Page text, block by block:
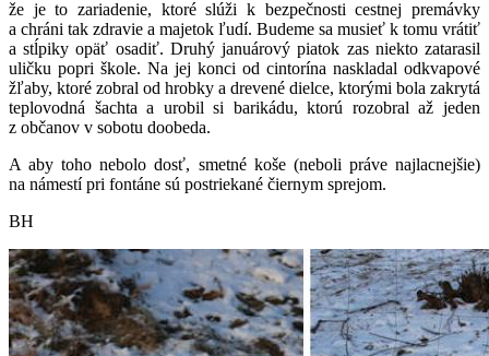
že je to zariadenie, ktoré slúži k bezpečnosti cestnej premávky
a chráni tak zdravie a majetok ľudí. Budeme sa musieť k tomu vrátiť
a stĺpiky opäť osadiť. Druhý januárový piatok zas niekto zatarasil
uličku popri škole. Na jej konci od cintorína naskladal odkvapové
žľaby, ktoré zobral od hrobky a drevené dielce, ktorými bola zakrytá
teplovodná šachta a urobil si barikádu, ktorú rozobral až jeden
z občanov v sobotu doobeda.
A aby toho nebolo dosť, smetné koše (neboli práve najlacnejšie)
na námestí pri fontáne sú postriekané čiernym sprejom.
BH